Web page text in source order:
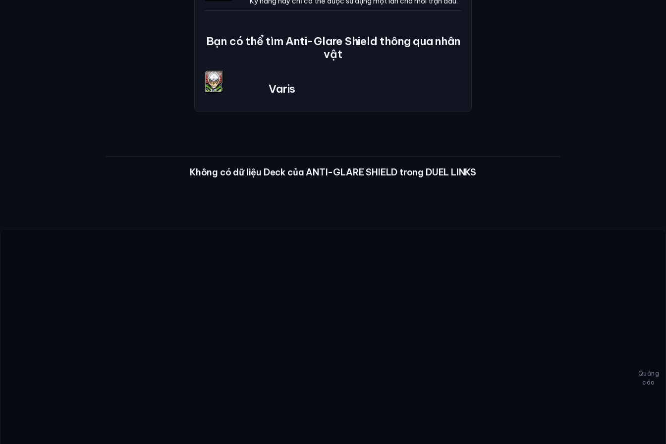
Bạn có thể tìm Anti-Glare Shield thông qua nhân
vật
Varis
Không có dữ liệu Deck của ANTI-GLARE SHIELD trong DUEL LINKS